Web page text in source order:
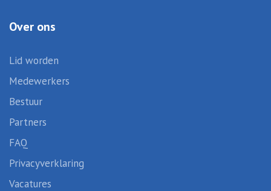
Over ons
Lid worden
Medewerkers
Bestuur
Partners
FAQ
Privacyverklaring
Vacatures